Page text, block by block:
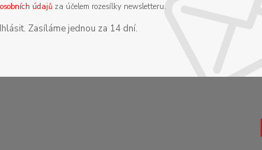
údajůza účelem rozesílky newsletteru.
Zasíláme jednou za 14 dní.